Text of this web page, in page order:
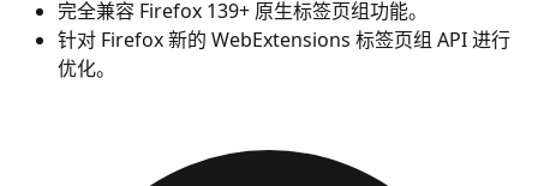
完全兼容 Firefox 139+ 原生标签页组功能。
针对 Firefox 新的 WebExtensions 标签页组 API 进行
优化。